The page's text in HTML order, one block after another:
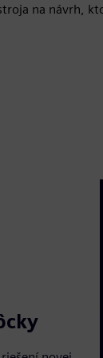
na návrh,